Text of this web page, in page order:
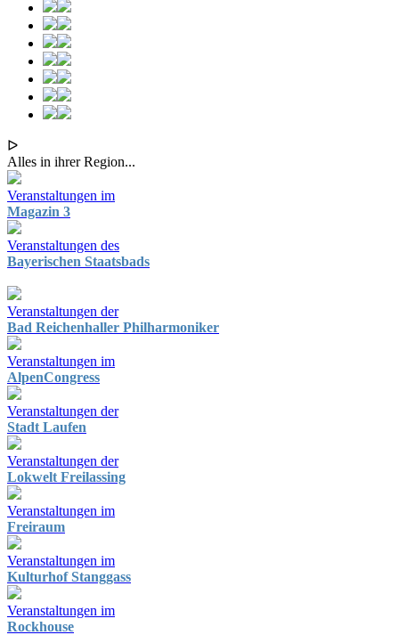
ᐅ
Alles in ihrer Region...
Veranstaltungen im
Magazin 3
Veranstaltungen des
Bayerischen Staatsbads
Veranstaltungen der
Bad Reichenhaller Philharmoniker
Veranstaltungen im
AlpenCongress
Veranstaltungen der
Stadt Laufen
Veranstaltungen der
Lokwelt Freilassing
Veranstaltungen im
Freiraum
Veranstaltungen im
Kulturhof Stanggass
Veranstaltungen im
Rockhouse